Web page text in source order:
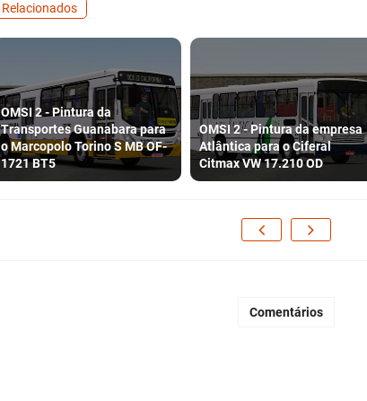
Relacionados
OMSI 2 - Pintura da
Transportes Guanabara para
o Marcopolo Torino S MB OF-
1721 BT5
OMSI 2 - Pintura da empresa
Atlântica para o Ciferal
Citmax VW 17.210 OD
Comentários